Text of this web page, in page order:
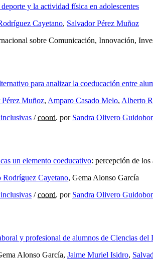
y la actividad física en adolescentes
Cayetano, Salvador Pérez Muñoz
sobre Comunicación, Innovación,
para analizar la coeducación entre
Pérez Muñoz, Amparo Casado Melo, Alberto
/coord. por Sandra Olivero
un elemento coeducativo: percepción de
Rodríguez Cayetano, Gema Alonso García
/coord. por Sandra Olivero
y profesional de alumnos de Ciencias del
Alonso García, Jaime Muriel Isidro,